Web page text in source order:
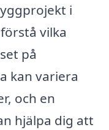
i
vilka
på
kan variera
och en
hjälpa dig att